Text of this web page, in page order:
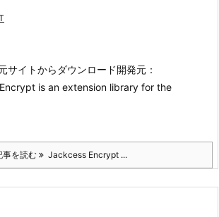
サイトからダウンロード開発元：
is an extension library for the
事を読む Jackcess Encrypt ...